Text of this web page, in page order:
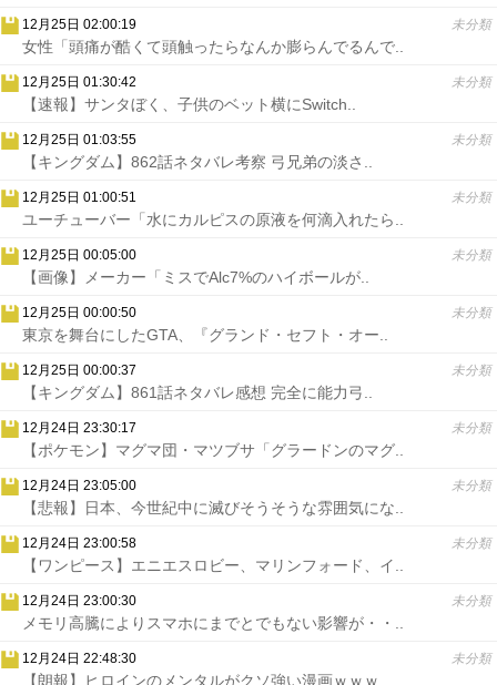
12月25日 02:00:19 未分類
女性「頭痛が酷くて頭触ったらなんか膨らんでるんで..
12月25日 01:30:42 未分類
【速報】サンタぼく、子供のベット横にSwitch..
12月25日 01:03:55 未分類
【キングダム】862話ネタバレ考察 弓兄弟の淡さ..
12月25日 01:00:51 未分類
ユーチューバー「水にカルピスの原液を何滴入れたら..
12月25日 00:05:00 未分類
【画像】メーカー「ミスでAlc7%のハイボールが..
12月25日 00:00:50 未分類
東京を舞台にしたGTA、『グランド・セフト・オー..
12月25日 00:00:37 未分類
【キングダム】861話ネタバレ感想 完全に能力弓..
12月24日 23:30:17 未分類
【ポケモン】マグマ団・マツブサ「グラードンのマグ..
12月24日 23:05:00 未分類
【悲報】日本、今世紀中に滅びそうそうな雰囲気にな..
12月24日 23:00:58 未分類
【ワンピース】エニエスロビー、マリンフォード、イ..
12月24日 23:00:30 未分類
メモリ高騰によりスマホにまでとでもない影響が・・..
12月24日 22:48:30 未分類
【朗報】ヒロインのメンタルがクソ強い漫画ｗｗｗ..